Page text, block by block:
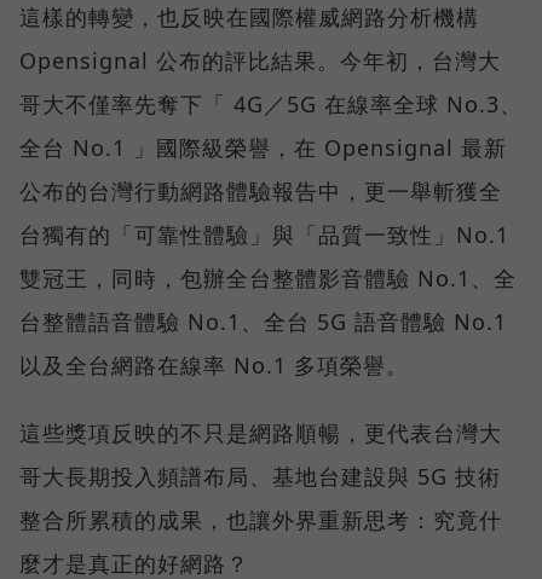
這樣的轉變，也反映在國際權威網路分析機構
Opensignal 公布的評比結果。今年初，台灣大
哥大不僅率先奪下「 4G／5G 在線率全球 No.3、
全台 No.1 」國際級榮譽，在 Opensignal 最新
公布的台灣行動網路體驗報告中，更一舉斬獲全
台獨有的「可靠性體驗」與「品質一致性」No.1
雙冠王，同時，包辦全台整體影音體驗 No.1、全
台整體語音體驗 No.1、全台 5G 語音體驗 No.1
以及全台網路在線率 No.1 多項榮譽。
這些獎項反映的不只是網路順暢，更代表台灣大
哥大長期投入頻譜布局、基地台建設與 5G 技術
整合所累積的成果，也讓外界重新思考：究竟什
麼才是真正的好網路？